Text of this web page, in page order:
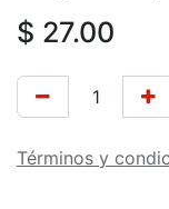
$ 27.00
Términos y